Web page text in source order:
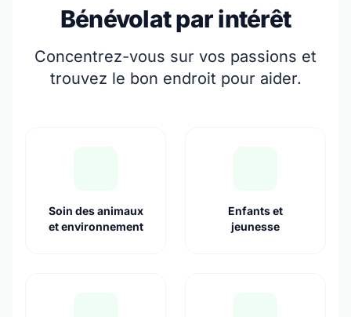
Bénévolat par intérêt
Concentrez-vous sur vos passions et
trouvez le bon endroit pour aider.
Soin des animaux
et environnement
Enfants et
jeunesse